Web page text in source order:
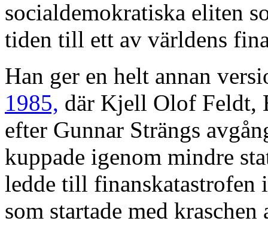
socialdemokratiska eliten
tiden till ett av världens
Han ger en helt annan
1985, där Kjell Olof Feldt,
efter Gunnar Strängs
kuppade igenom mindre
ledde till finanskatastrofen
som startade med